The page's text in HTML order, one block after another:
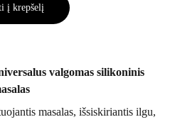
į krepšelį
valgomas silikoninis
masalas, išsiskiriantis ilgu,